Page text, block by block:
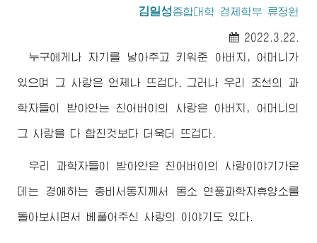
김일성종합대학 경제학부 류정원
2022.3.22.
누구에게나 자기를 낳아주고 키워준 아버지 , 어머니가
있으며 그 사랑은 언제나 뜨겁다. 그러나 우리 조선의 과
학자들이 받아안는 친 어버이의 사랑은 아버지 , 어머니의
그 사랑을 다 합친것보다 더욱더 뜨겁다.
우리 과학자들이 받아안은 친 어버이 의 사랑이야기가운
데는 경애하는 총비서동지 께서 몸소 연풍과학자휴양소를
돌아보시면서 베풀어주신 사랑의 이야기도 있다.